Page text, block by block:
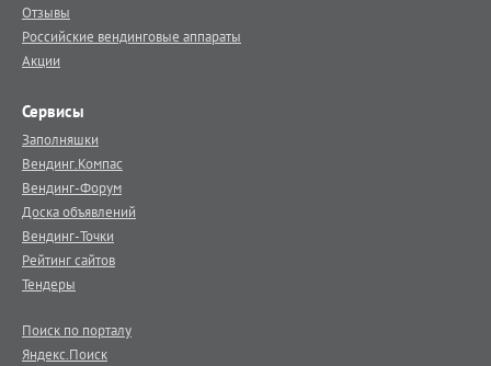
Отзывы
Российские вендинговые аппараты
Акции
Сервисы
Заполняшки
Вендинг.Компас
Вендинг-Форум
Доска объявлений
Вендинг-Точки
Рейтинг сайтов
Тендеры
Поиск по порталу
Яндекс.Поиск